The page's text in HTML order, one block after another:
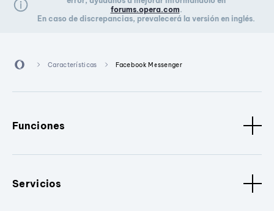
forums.opera.com.
En caso de discrepancias, prevalecerá la versión en inglés.
Características Facebook Messenger
Funciones
Servicios